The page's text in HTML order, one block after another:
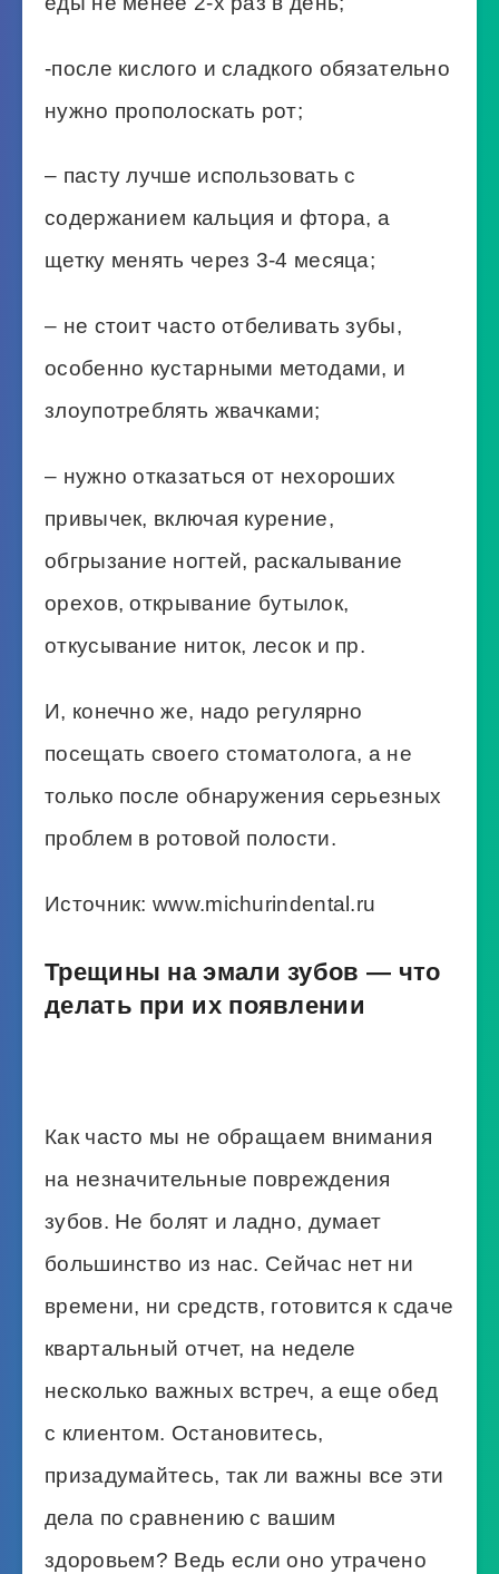
-после кислого и сладкого обязательно
нужно прополоскать рот;
– пасту лучше использовать с
содержанием кальция и фтора, а
щетку менять через 3-4 месяца;
– не стоит часто отбеливать зубы,
особенно кустарными методами, и
злоупотреблять жвачками;
– нужно отказаться от нехороших
привычек, включая курение,
обгрызание ногтей, раскалывание
орехов, открывание бутылок,
откусывание ниток, лесок и пр.
И, конечно же, надо регулярно
посещать своего стоматолога, а не
только после обнаружения серьезных
проблем в ротовой полости.
Источник: www.michurindental.ru
Трещины на эмали зубов — что
делать при их появлении
Как часто мы не обращаем внимания
на незначительные повреждения
зубов. Не болят и ладно, думает
большинство из нас. Сейчас нет ни
времени, ни средств, готовится к сдаче
квартальный отчет, на неделе
несколько важных встреч, а еще обед
с клиентом. Остановитесь,
призадумайтесь, так ли важны все эти
дела по сравнению с вашим
здоровьем? Ведь если оно утрачено